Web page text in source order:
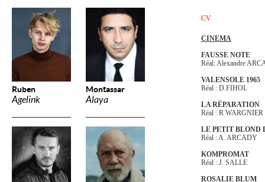
Ruben
Agelink
Montassar
Alaya
CV
CINEMA
FAUSSE NOTE
Réal: Alexandre
VALENSOLE 1965
Réal : D.FIHOL
LA RÉPARATION
Réal : R WARGNIER
LE PETIT BLOND
Réal : A. ARCADY
KOMPROMAT
Réal : J. SALLE
ROSALIE BLUM